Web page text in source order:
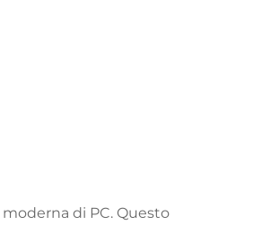
di PC. Questo